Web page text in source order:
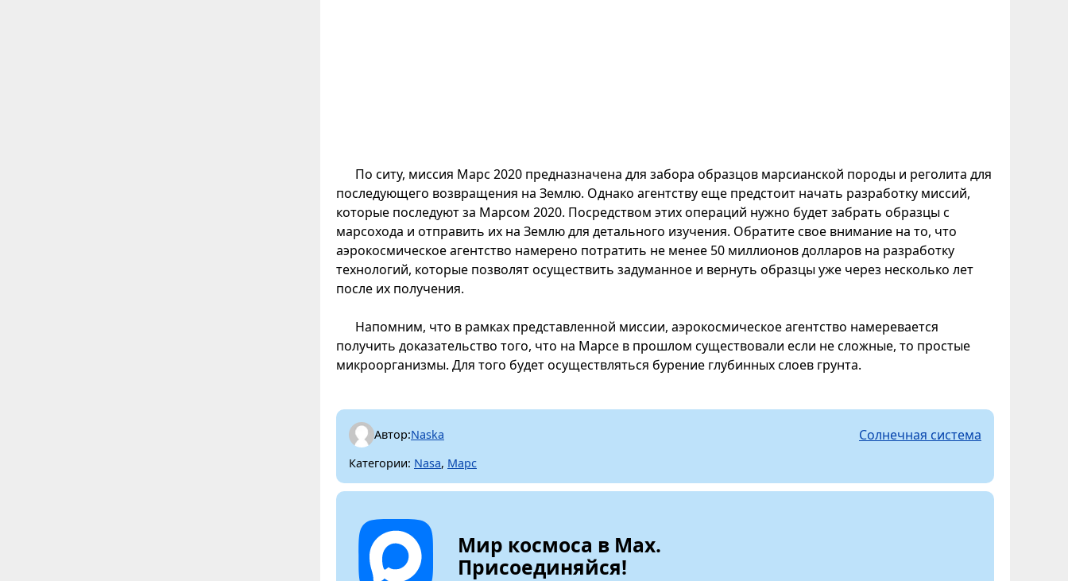
По ситу, миссия Марс 2020 предназначена для забора образцов марсианской породы и реголита для
последующего возвращения на Землю. Однако агентству еще предстоит начать разработку миссий,
которые последуют за Марсом 2020. Посредством этих операций нужно будет забрать образцы с
марсохода и отправить их на Землю для детального изучения. Обратите свое внимание на то, что
аэрокосмическое агентство намерено потратить не менее 50 миллионов долларов на разработку
технологий, которые позволят осуществить задуманное и вернуть образцы уже через несколько лет
после их получения.
Напомним, что в рамках представленной миссии, аэрокосмическое агентство намеревается
получить доказательство того, что на Марсе в прошлом существовали если не сложные, то простые
микроорганизмы. Для того будет осуществляться бурение глубинных слоев грунта.
Автор:Naska Солнечная система
Категории: Nasa, Марс
Мир космоса в Max.
Присоединяйся!